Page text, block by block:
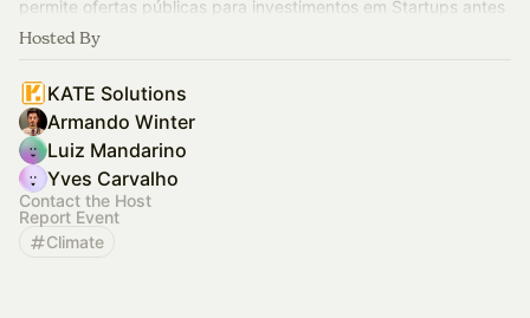
permite ofertas públicas para investimentos em Startups antes
restritos a poucos.
Hosted By
KATE Solutions
Armando Winter
Luiz Mandarino
Yves Carvalho
Contact the Host
Report Event
Climate